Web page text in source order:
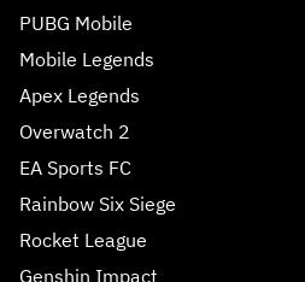
PUBG Mobile
Mobile Legends
Apex Legends
Overwatch 2
EA Sports FC
Rainbow Six Siege
Rocket League
Genshin Impact